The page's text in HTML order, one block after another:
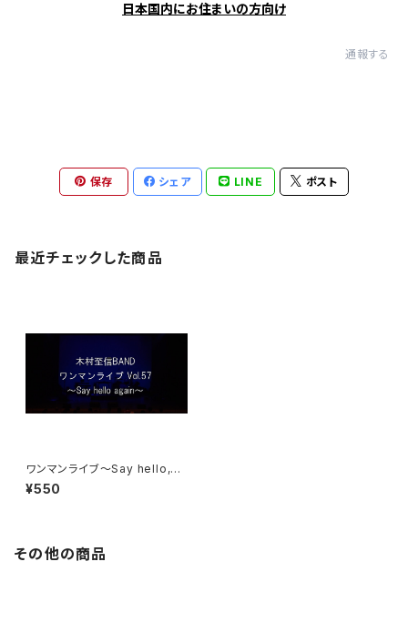
日本国内にお住まいの方向け
通報する
保存 シェア LINE ポスト
最近チェックした商品
ワンマンライブ〜Say hello,ag
ain〜ライブ映像
¥550
その他の商品